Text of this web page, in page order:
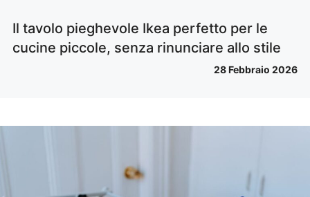
Il tavolo pieghevole Ikea perfetto per le
cucine piccole, senza rinunciare allo stile
28 Febbraio 2026